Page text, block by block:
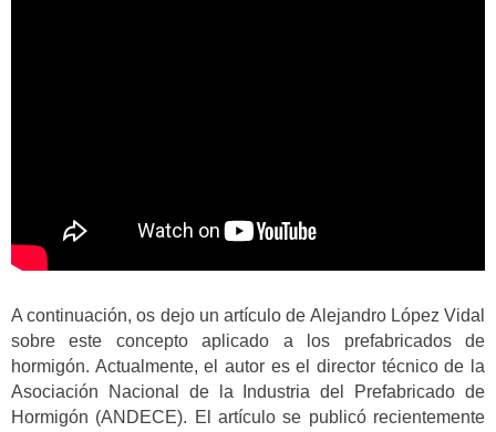
A continuación, os dejo un artículo de Alejandro López Vidal
sobre este concepto aplicado a los prefabricados de
hormigón. Actualmente, el autor es el director técnico de la
Asociación Nacional de la Industria del Prefabricado de
Hormigón (ANDECE). El artículo se publicó recientemente